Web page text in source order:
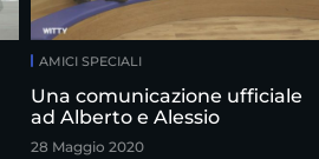
AMICI SPECIALI
Una comunicazione ufficiale
ad Alberto e Alessio
28 Maggio 2020